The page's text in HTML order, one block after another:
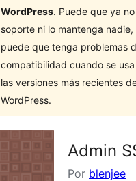
WordPress. Puede que ya
soporte ni lo mantenga nadie,
puede que tenga problemas
compatibilidad cuando se
las versiones más recientes
WordPress.
Admin
Por blenjee